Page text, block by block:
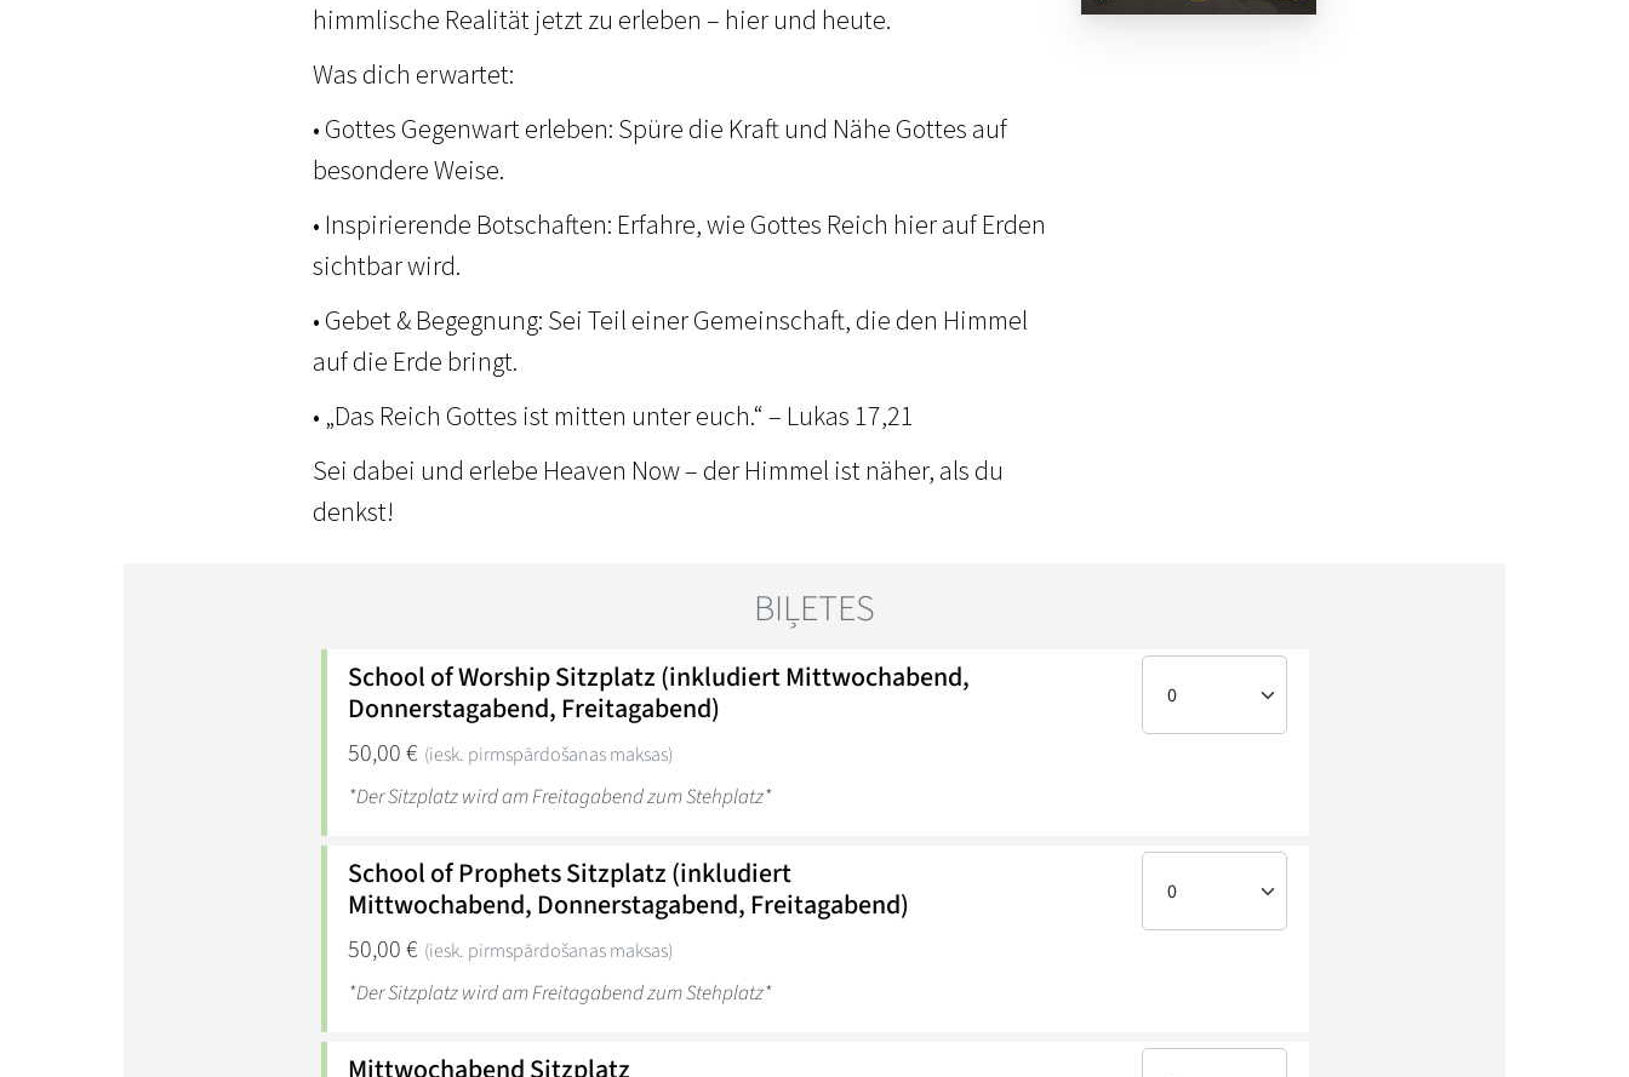
himmlische Realität jetzt zu erleben – hier und heute.
Was dich erwartet:
• Gottes Gegenwart erleben: Spüre die Kraft und Nähe Gottes auf
besondere Weise.
• Inspirierende Botschaften: Erfahre, wie Gottes Reich hier auf Erden
sichtbar wird.
• Gebet & Begegnung: Sei Teil einer Gemeinschaft, die den Himmel
auf die Erde bringt.
• „Das Reich Gottes ist mitten unter euch.“ – Lukas 17,21
Sei dabei und erlebe Heaven Now – der Himmel ist näher, als du
denkst!